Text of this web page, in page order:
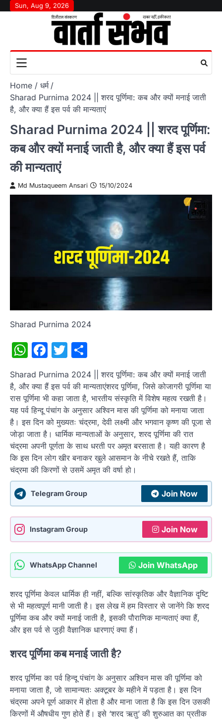
SkipSun, Aug 9, 2026
Home
धर्म
Sharad Purnima 2024 || शरद पूर्णिमा: कब और क्यों मनाई जाती
है, और क्या हैं इस पर्व की मान्यताएं
Sharad Purnima 2024 || शरद पूर्णिमा:
कब और क्यों मनाई जाती है, और क्या हैं इस पर्व
की मान्यताएं
Md Mustaqueem Ansari 15/10/2024
Sharad Purnima 2024
WhatsApp
Facebook
Twitter
Sharad Purnima 2024 || शरद पूर्णिमा: कब और क्यों मनाई जाती
है, और क्या हैं इस पर्व की मान्यताएंशरद पूर्णिमा, जिसे कोजागरी पूर्णिमा या
रास पूर्णिमा भी कहा जाता है, भारतीय संस्कृति में विशेष महत्व रखती है।
यह पर्व हिन्दू पंचांग के अनुसार अश्विन मास की पूर्णिमा को मनाया जाता
है। इस दिन को मुख्यतः चंद्रमा, देवी लक्ष्मी और भगवान कृष्ण की पूजा से
जोड़ा जाता है। धार्मिक मान्यताओं के अनुसार, शरद पूर्णिमा की रात
चंद्रमा अपनी पूर्णता के साथ धरती पर अमृत बरसाता है। यही कारण है
कि इस दिन लोग खीर बनाकर खुले आसमान के नीचे रखते हैं, ताकि
चंद्रमा की किरणों से उसमें अमृत की वर्षा हो।
Telegram Group Join Now
Instagram Group Join Now
WhatsApp Channel Join WhatsApp
शरद पूर्णिमा केवल धार्मिक ही नहीं, बल्कि सांस्कृतिक और वैज्ञानिक दृष्टि
से भी महत्वपूर्ण मानी जाती है। इस लेख में हम विस्तार से जानेंगे कि शरद
पूर्णिमा कब और क्यों मनाई जाती है, इसकी पौराणिक मान्यताएं क्या हैं,
और इस पर्व से जुड़ी वैज्ञानिक धारणाएं क्या हैं।
शरद पूर्णिमा कब मनाई जाती है?
शरद पूर्णिमा का पर्व हिन्दू पंचांग के अनुसार अश्विन मास की पूर्णिमा को
मनाया जाता है, जो सामान्यतः अक्टूबर के महीने में पड़ता है। इस दिन
चंद्रमा अपने पूर्ण आकार में होता है और माना जाता है कि इस दिन उसकी
किरणों में औषधीय गुण होते हैं। इसे ‘शरद ऋतु’ की शुरुआत का प्रतीक